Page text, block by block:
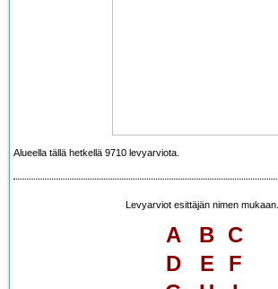
Alueella tällä hetkellä 9710 levyarviota.
Levyarviot esittäjän nimen mukaan.
A B C
D
E
F